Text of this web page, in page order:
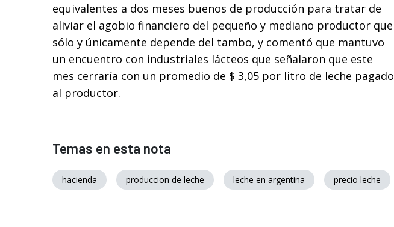
equivalentes a dos meses buenos de producción para tratar de
aliviar el agobio financiero del pequeño y mediano productor que
sólo y únicamente depende del tambo, y comentó que mantuvo
un encuentro con industriales lácteos que señalaron que este
mes cerraría con un promedio de $ 3,05 por litro de leche pagado
al productor.
Temas en esta nota
hacienda produccion de leche leche en argentina precio leche